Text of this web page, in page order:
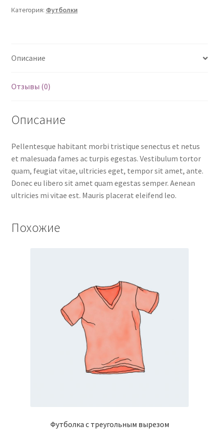
Категория: Футболки
Описание
Отзывы (0)
Описание
Pellentesque habitant morbi tristique senectus et netus
et malesuada fames ac turpis egestas. Vestibulum tortor
quam, feugiat vitae, ultricies eget, tempor sit amet, ante.
Donec eu libero sit amet quam egestas semper. Aenean
ultricies mi vitae est. Mauris placerat eleifend leo.
Похожие
Футболка с треугольным вырезом